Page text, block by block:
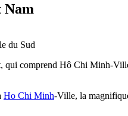
Nam
du Sud
qui comprend Hô Chi Minh-
Ho Chi Minh-Ville, la